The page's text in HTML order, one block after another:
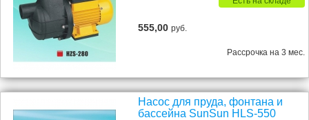
555,00руб.
Рассрочка на 3 мес.
Насос для пруда, фонтана и
бассейна SunSun HLS-550